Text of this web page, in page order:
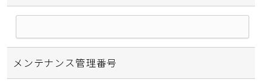
メンテナンス管理番号